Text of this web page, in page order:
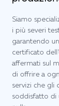
Siamo
i più severi
garantendo
certificato
affermati sul
di offrire a
servizi che gli
soddisfatto di